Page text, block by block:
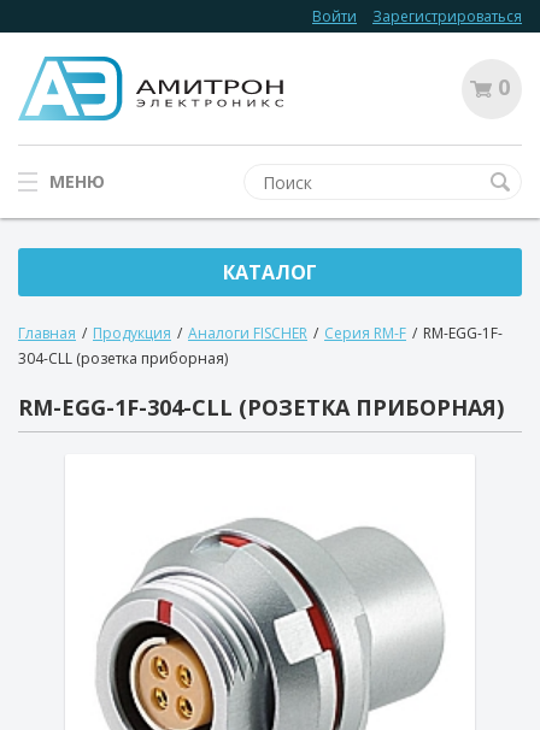
Войти Зарегистрироваться
0
МЕНЮ
КАТАЛОГ
Главная / Продукция / Аналоги FISCHER / Серия RM-F / RM-EGG-1F-
304-CLL (розетка приборная)
RM-EGG-1F-304-CLL (РОЗЕТКА ПРИБОРНАЯ)